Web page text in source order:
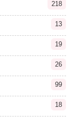
218
13
19
26
99
18